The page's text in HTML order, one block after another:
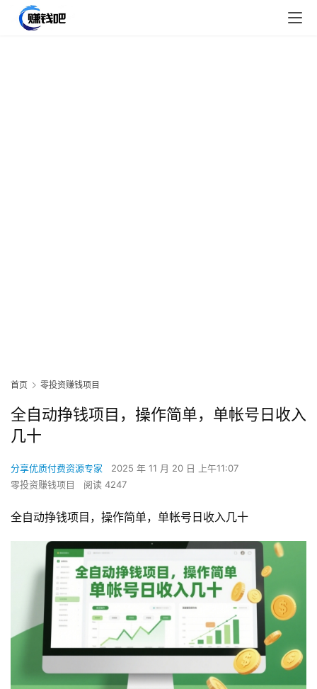
首页 零投资赚钱项目
全自动挣钱项目，操作简单，单帐号日收入
几十
分享优质付费资源专家
2025 年 11 月 20 日 上午11:07
零投资赚钱项目
阅读 4247
全自动挣钱项目，操作简单，单帐号日收入几十